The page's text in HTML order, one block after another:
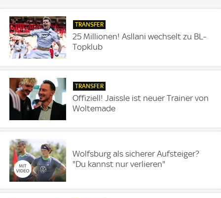
TRANSFER
25 Millionen! Asllani wechselt zu BL-
Topklub
TRANSFER
Offiziell! Jaissle ist neuer Trainer von
Woltemade
Wolfsburg als sicherer Aufsteiger?
"Du kannst nur verlieren"